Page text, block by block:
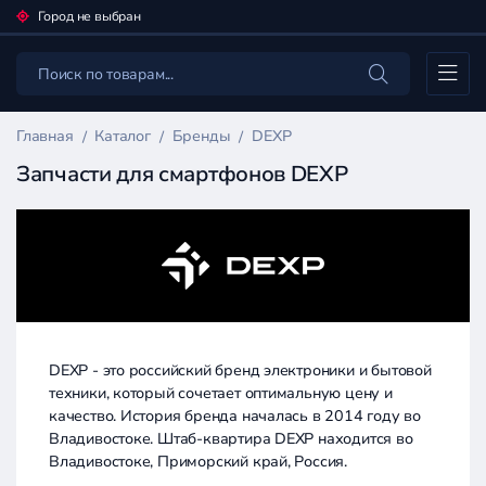
Город не выбран
Каталог
Главная Каталог Бренды DEXP
Запчасти для смартфонов DEXP
DEXP - это российский бренд электроники и бытовой
техники, который сочетает оптимальную цену и
качество. История бренда началась в 2014 году во
Владивостоке. Штаб-квартира DEXP находится во
Владивостоке, Приморский край, Россия.